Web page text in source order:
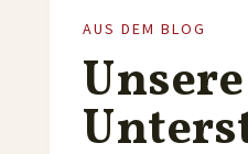
AUS DEM BLOG
Unsere